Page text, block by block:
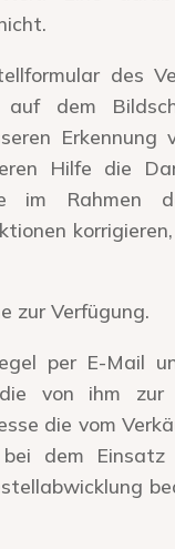
des
auf dem
Erkennung
Hilfe die
im Rahmen
zur Verfügung.
per E-Mail
von ihm zur
die vom
dem Einsatz